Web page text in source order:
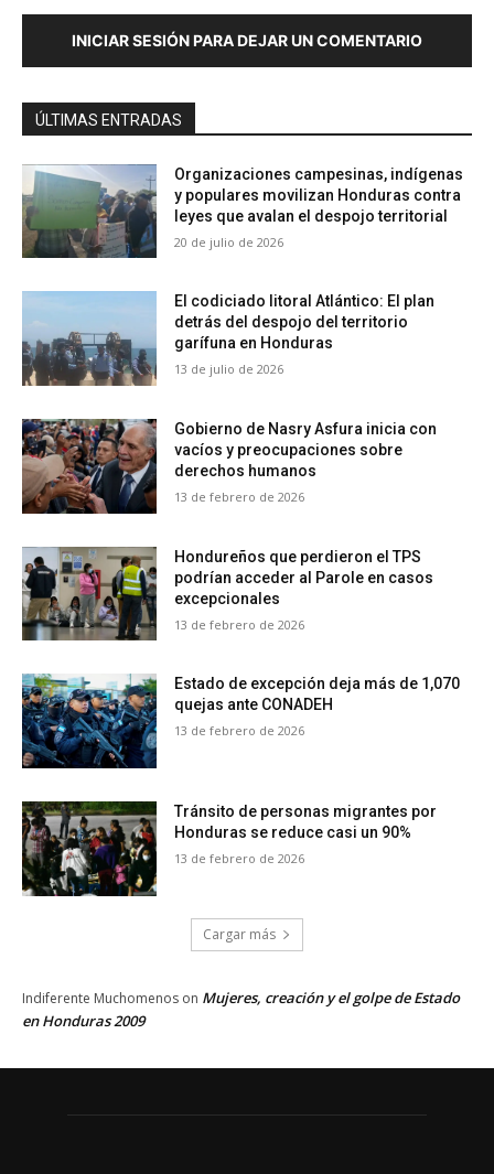
INICIAR SESIÓN PARA DEJAR UN COMENTARIO
ÚLTIMAS ENTRADAS
Organizaciones campesinas, indígenas
y populares movilizan Honduras contra
leyes que avalan el despojo territorial
20 de julio de 2026
El codiciado litoral Atlántico: El plan
detrás del despojo del territorio
garífuna en Honduras
13 de julio de 2026
Gobierno de Nasry Asfura inicia con
vacíos y preocupaciones sobre
derechos humanos
13 de febrero de 2026
Hondureños que perdieron el TPS
podrían acceder al Parole en casos
excepcionales
13 de febrero de 2026
Estado de excepción deja más de 1,070
quejas ante CONADEH
13 de febrero de 2026
Tránsito de personas migrantes por
Honduras se reduce casi un 90%
13 de febrero de 2026
Cargar más
Indiferente Muchomenos on Mujeres, creación y el golpe de Estado
en Honduras 2009